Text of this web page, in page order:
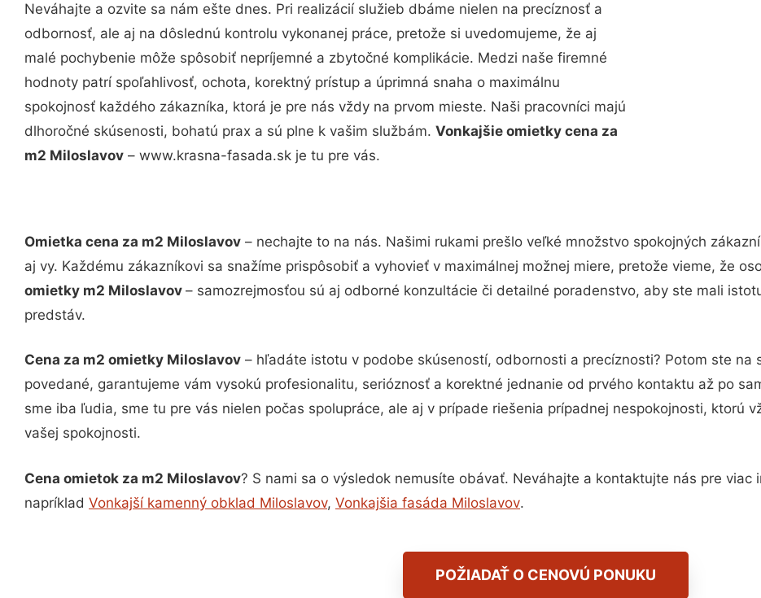
Neváhajte a ozvite sa nám ešte dnes. Pri realizácií služieb dbáme nielen na precíznosť a
odbornosť, ale aj na dôslednú kontrolu vykonanej práce, pretože si uvedomujeme, že aj
malé pochybenie môže spôsobiť nepríjemné a zbytočné komplikácie. Medzi naše firemné
hodnoty patrí spoľahlivosť, ochota, korektný prístup a úprimná snaha o maximálnu
spokojnosť každého zákazníka, ktorá je pre nás vždy na prvom mieste. Naši pracovníci majú
dlhoročné skúsenosti, bohatú prax a sú plne k vašim službám. Vonkajšie omietky cena za
m2 Miloslavov – www.krasna-fasada.sk je tu pre vás.
Omietka cena za m2 Miloslavov – nechajte to na nás. Našimi rukami prešlo veľké množstvo spokojných
aj vy. Každému zákazníkovi sa snažíme prispôsobiť a vyhovieť v maximálnej možnej miere, pretože vieme, že
omietky m2 Miloslavov – samozrejmosťou sú aj odborné konzultácie či detailné poradenstvo, aby ste mali
predstáv.
Cena za m2 omietky Miloslavov – hľadáte istotu v podobe skúseností, odbornosti a precíznosti? Potom ste
povedané, garantujeme vám vysokú profesionalitu, serióznosť a korektné jednanie od prvého kontaktu až po
sme iba ľudia, sme tu pre vás nielen počas spolupráce, ale aj v prípade riešenia prípadnej nespokojnosti, ktorú
vašej spokojnosti.
Cena omietok za m2 Miloslavov? S nami sa o výsledok nemusíte obávať. Neváhajte a kontaktujte nás pre
napríklad Vonkajší kamenný obklad Miloslavov, Vonkajšia fasáda Miloslavov.
POŽIADAŤ O CENOVÚ PONUKU